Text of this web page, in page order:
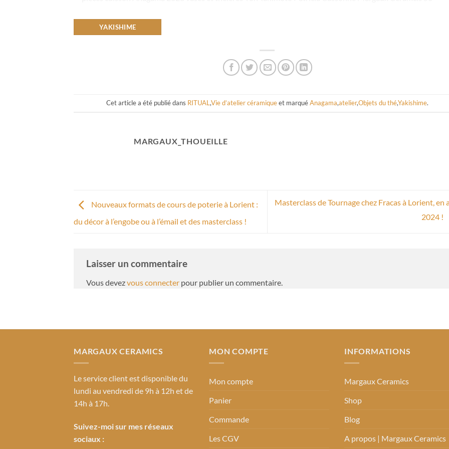
YAKISHIME
Cet article a été publié dans RITUAL ,Vie d’atelier céramiqueet marquéAnagama,atelier,Objets du thé,Yakishime.
MARGAUX_THOUEILLE
Nouveaux formats de cours de poterie à Lorient :
du décor à l’engobe ou à l’émail et des masterclass !
Masterclass de Tournage chez Fracas à Lorient, en
2024 !
Laisser un commentaire
Vous devezvous connecter pour publier un commentaire.
MARGAUX CERAMICS
Le service clientest disponible du
lundi au vendredi de 9h à 12h et de
14h à 17h.
Suivez-moi sur mes réseaux
sociaux :
MON COMPTE
Mon compte
Panier
Commande
Les CGV
INFORMATIONS
Margaux Ceramics
Shop
Blog
A propos | Margaux Ceramics